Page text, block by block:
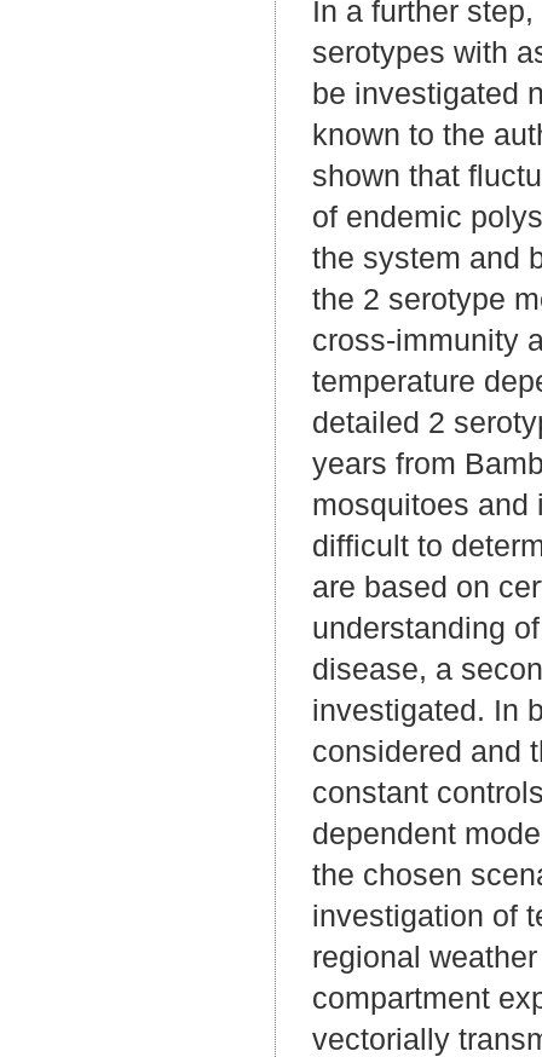
In a further
serotypes with
be investigated
known to the
shown that
of endemic
the system and
the 2 serotype
cross-immunity
temperature
detailed 2
years from
mosquitoes and
difficult to
are based on
understanding
disease, a
investigated. In
considered and
constant
dependent
the chosen
investigation of
regional
compartment
vectorially